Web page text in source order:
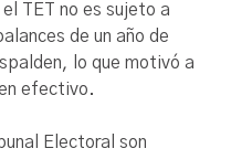
TET no es sujeto a
de un año de
lo que motivó a
efectivo.
Electoral son